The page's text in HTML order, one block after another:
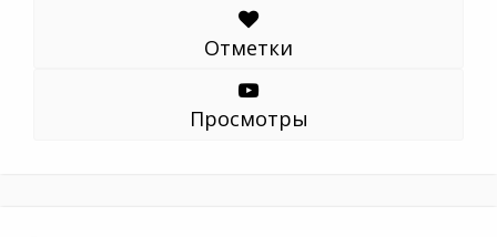
Отметки
Просмотры